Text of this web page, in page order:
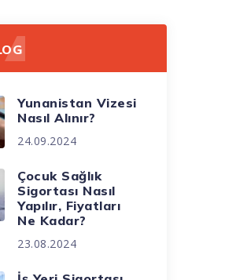
Yunanistan Vizesi
Nasıl Alınır?
24.09.2024
Çocuk Sağlık
Sigortası Nasıl
Yapılır, Fiyatları
Ne Kadar?
23.08.2024